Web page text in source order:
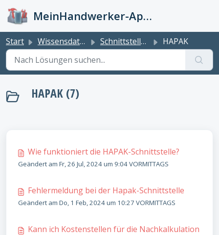
MeinHandwerker-App Info-Kiste
Start Wissensdatenbank Schnittstellen HAPAK
HAPAK (7)
Wie funktioniert die HAPAK-Schnittstelle?
Geändert am Fr, 26 Jul, 2024 um 9:04 VORMITTAGS
Fehlermeldung bei der Hapak-Schnittstelle
Geändert am Do, 1 Feb, 2024 um 10:27 VORMITTAGS
Kann ich Kostenstellen für die Nachkalkulation